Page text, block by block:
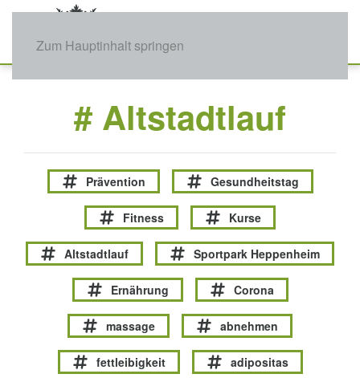
Zum Hauptinhalt springen
# Altstadtlauf
Prävention Gesundheitstag
Fitness Kurse
Altstadtlauf Sportpark Heppenheim
Ernährung Corona
massage abnehmen
fettleibigkeit adipositas